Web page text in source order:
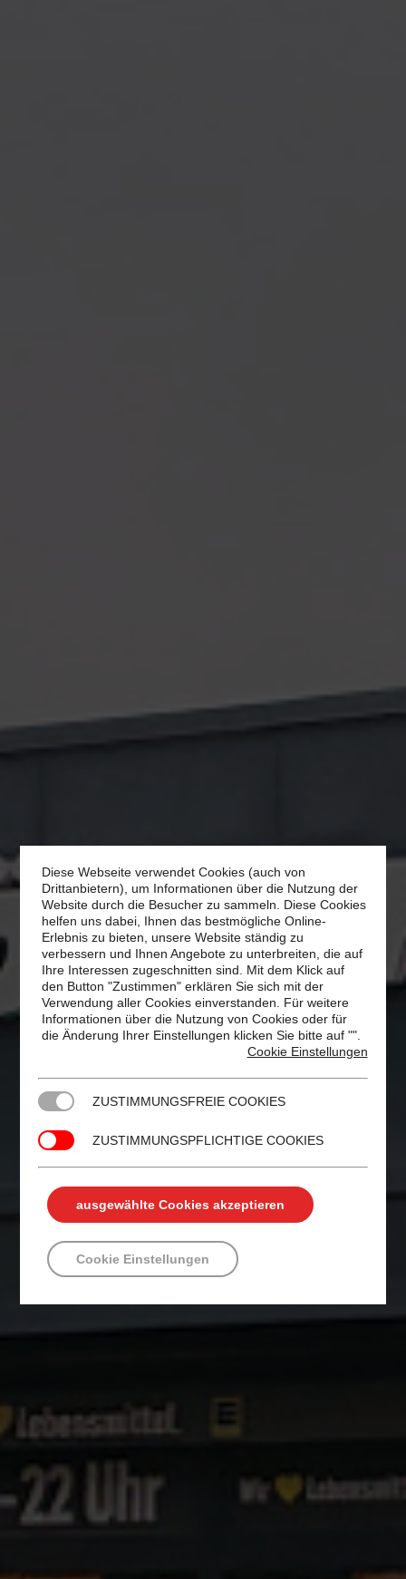
Diese Webseite verwendet Cookies (auch von
Drittanbietern), um Informationen über die Nutzung der
Website durch die Besucher zu sammeln. Diese Cookies
helfen uns dabei, Ihnen das bestmögliche Online-
Erlebnis zu bieten, unsere Website ständig zu
verbessern und Ihnen Angebote zu unterbreiten, die auf
Ihre Interessen zugeschnitten sind. Mit dem Klick auf
den Button "Zustimmen" erklären Sie sich mit der
Verwendung aller Cookies einverstanden. Für weitere
Informationen über die Nutzung von Cookies oder für
die Änderung Ihrer Einstellungen klicken Sie bitte auf "
Cookie Einstellungen
".
ZUSTIMMUNGSFREIE COOKIES
ZUSTIMMUNGSPFLICHTIGE COOKIES
ausgewählte Cookies akzeptieren
Cookie Einstellungen